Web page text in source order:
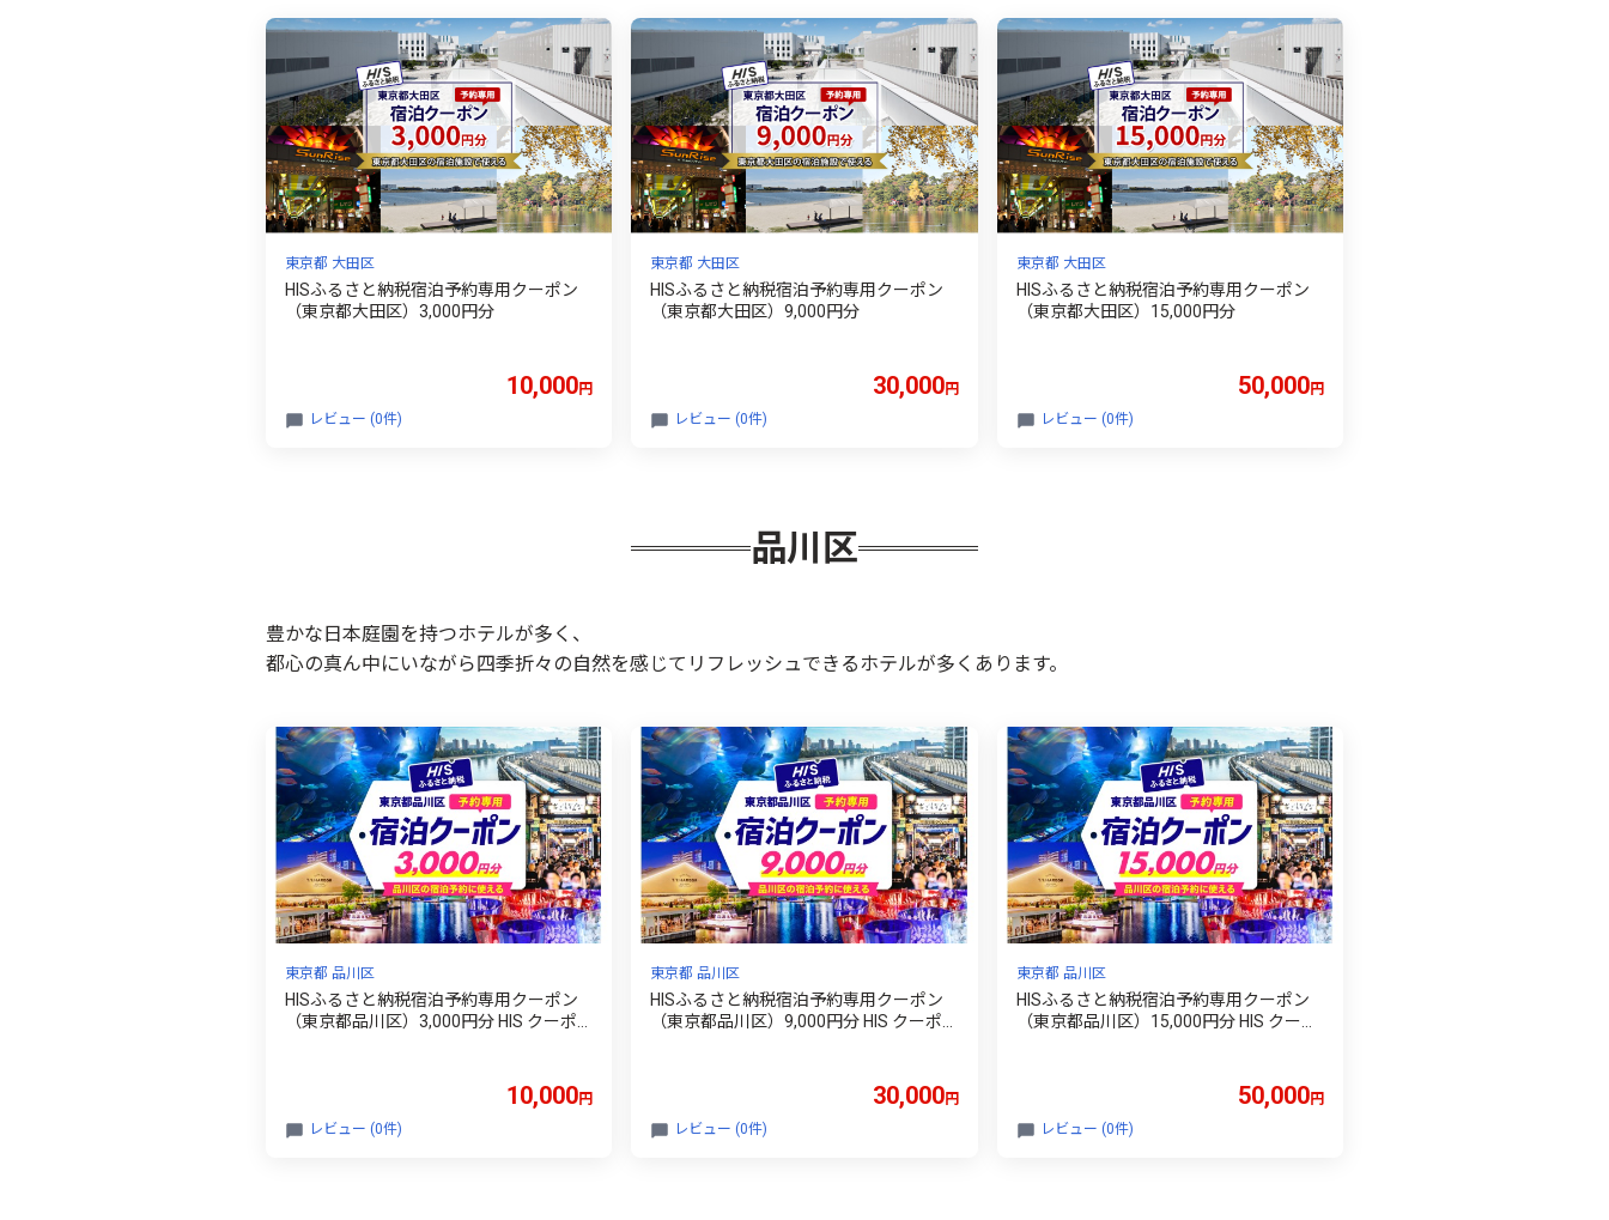
東京都 大田区
HISふるさと納税宿泊予約専用クーポン
（東京都大田区）3,000円分
10,000円
レビュー (0件)
東京都 大田区
HISふるさと納税宿泊予約専用クーポン
（東京都大田区）9,000円分
30,000円
レビュー (0件)
東京都 大田区
HISふるさと納税宿泊予約専用クーポン
（東京都大田区）15,000円分
50,000円
レビュー (0件)
品川区
豊かな日本庭園を持つホテルが多く、
都心の真ん中にいながら四季折々の自然を感じてリフレッシュできるホテルが多くあります。
東京都 品川区
HISふるさと納税宿泊予約専用クーポン
（東京都品川区）3,000円分 HIS クーポ
10,000円
レビュー (0件)
東京都 品川区
HISふるさと納税宿泊予約専用クーポン
（東京都品川区）9,000円分 HIS クーポ
30,000円
レビュー (0件)
東京都 品川区
HISふるさと納税宿泊予約専用クーポン
（東京都品川区）15,000円分 HIS クーポ
50,000円
レビュー (0件)